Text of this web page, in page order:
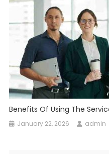
Benefits Of Using The
January 22, 2026 admin